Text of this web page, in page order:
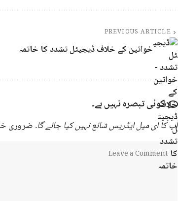
PREVIOUS ARTICLE
خواتین کے خلاف ڈیجیٹل تشدد کا خاتمہ
کوئی تبصرہ نہیں ہے۔
آپ کا ای میل ایڈریس شائع نہیں کیا جائے گا۔ضروری